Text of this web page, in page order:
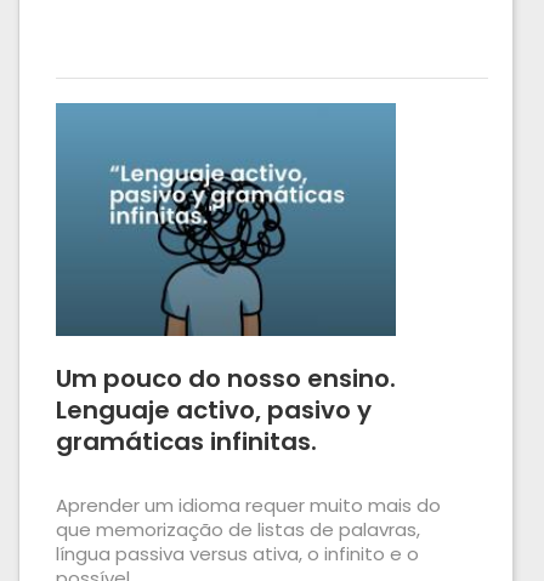
Um pouco do nosso ensino.
Lenguaje activo, pasivo y
gramáticas infinitas.
Aprender um idioma requer muito mais do
que memorização de listas de palavras,
língua passiva versus ativa, o infinito e o